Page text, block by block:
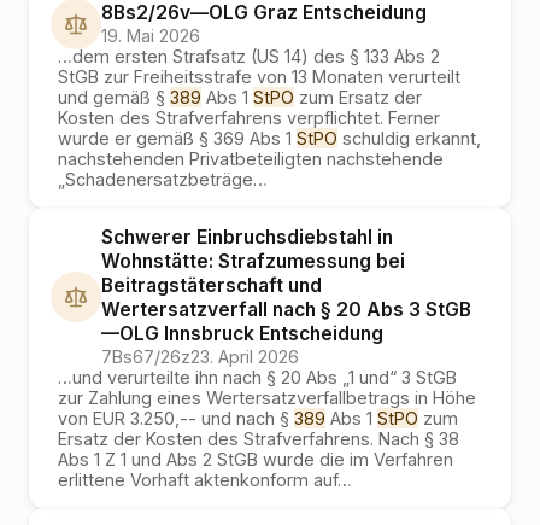
8Bs2/26v—OLG Graz Entscheidung
19. Mai 2026
…dem ersten Strafsatz (US 14) des § 133 Abs 2
StGB zur Freiheitsstrafe von 13 Monaten verurteilt
und gemäß § 389 Abs 1 StPO zum Ersatz der
Kosten des Strafverfahrens verpflichtet. Ferner
wurde er gemäß § 369 Abs 1 StPO schuldig erkannt,
nachstehenden Privatbeteiligten nachstehende
„Schadenersatzbeträge…
Schwerer Einbruchsdiebstahl in
Wohnstätte: Strafzumessung bei
Beitragstäterschaft und
Wertersatzverfall nach § 20 Abs 3 StGB
—OLG Innsbruck Entscheidung
7Bs67/26z23. April 2026
…und verurteilte ihn nach § 20 Abs „1 und“ 3 StGB
zur Zahlung eines Wertersatzverfallbetrags in Höhe
von EUR 3.250,-- und nach § 389 Abs 1 StPO zum
Ersatz der Kosten des Strafverfahrens. Nach § 38
Abs 1 Z 1 und Abs 2 StGB wurde die im Verfahren
erlittene Vorhaft aktenkonform auf…